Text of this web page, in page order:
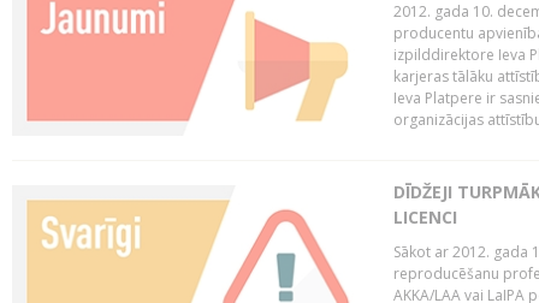
2012. gada 10.
producentu
izpilddirektore Ieva
karjeras tālāku
Ieva Platpere ir
organizācijas
DĪDŽEJI
LICENCI
Sākot ar 2012. gada
reproducēšanu
AKKA/LAA vai LaIPA